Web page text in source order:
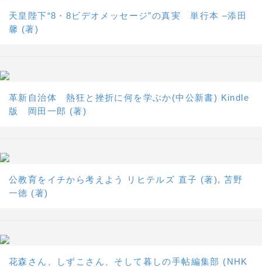
天皇陛下“8・8ビデオメッセージ”の真実 単行本 –添田
馨 (著)
革新自治体 熱狂と挫折に何を学ぶか(中公新書) Kindle
版 岡田一郎 (著)
公教育をイチから考えよう リヒテルズ 直子 (著), 苫野
一徳 (著)
花森さん、しずこさん、そして暮しの手帖編集部 (NHK